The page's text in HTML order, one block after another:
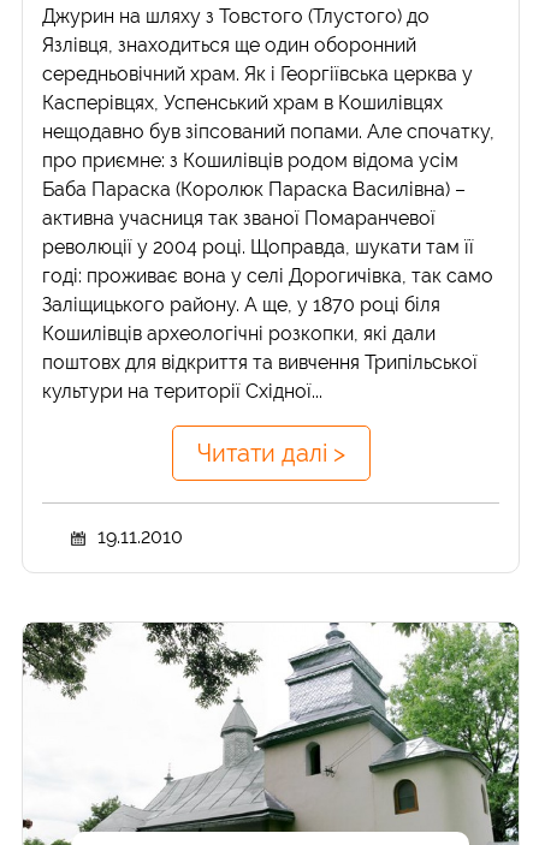
Джурин на шляху з Товстого (Тлустого) до
Язлівця, знаходиться ще один оборонний
середньовічний храм. Як і Георгіївська церква у
Касперівцях, Успенський храм в Кошилівцях
нещодавно був зіпсований попами. Але спочатку,
про приємне: з Кошилівців родом відома усім
Баба Параска (Королюк Параска Василівна) –
активна учасниця так званої Помаранчевої
революції у 2004 році. Щоправда, шукати там її
годі: проживає вона у селі Дорогичівка, так само
Заліщицького району. А ще, у 1870 році біля
Кошилівців археологічні розкопки, які дали
поштовх для відкриття та вивчення Трипільської
культури на території Східної...
Читати далі >
19.11.2010